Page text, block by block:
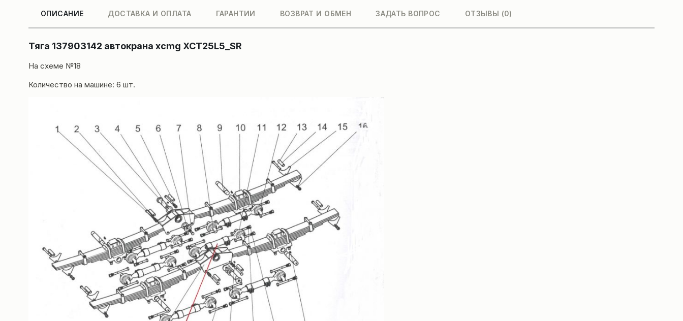
ОПИСАНИЕ ДОСТАВКА И ОПЛАТА ГАРАНТИИ ВОЗВРАТ И ОБМЕН ЗАДАТЬ ВОПРОС ОТЗЫВЫ (0)
Тяга 137903142 автокрана xcmg XCT25L5_SR
На схеме №18
Количество на машине: 6 шт.